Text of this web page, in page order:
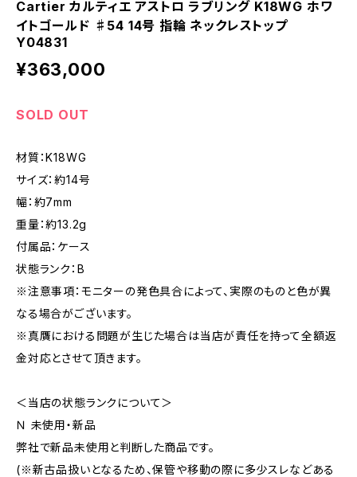
Cartier カルティエ アストロ ラブリング K18WG ホワ
イトゴールド ♯54 14号 指輪 ネックレストップ
Y04831
¥363,000
SOLD OUT
材質：K18WG
サイズ：約14号
幅：約7mm
重量：約13.2g
付属品：ケース
状態ランク：B
※注意事項：モニターの発色具合によって、実際のものと色が異
なる場合がございます。
※真贋における問題が生じた場合は当店が責任を持って全額返
金対応とさせて頂きます。
＜当店の状態ランクについて＞
Ｎ 未使用・新品
弊社で新品未使用と判断した商品です。
(※新古品扱いとなるため、保管や移動の際に多少スレなどある